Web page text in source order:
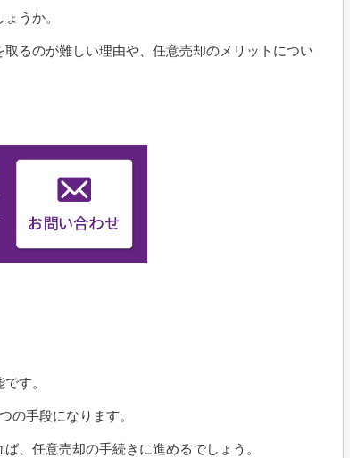
うか。
るのが難しい理由や、任意売却のメリットについ
す。
の手段になります。
、任意売却の手続きに進めるでしょう。